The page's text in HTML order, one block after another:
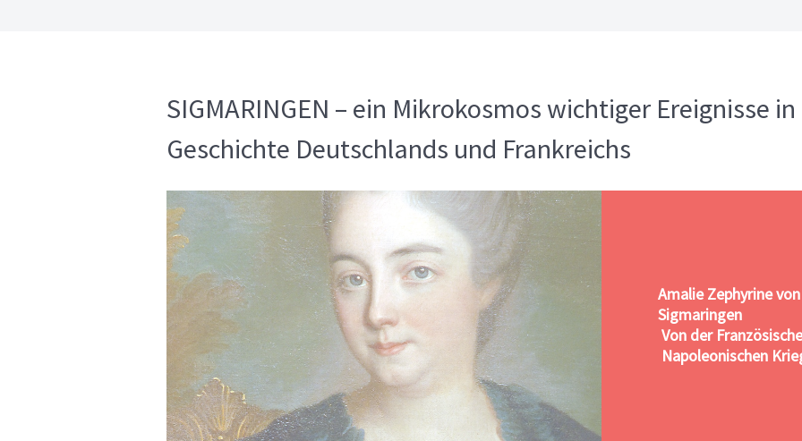
SIGMARINGEN – ein Mikrokosmos wichtiger Ereignisse
Geschichte Deutschlands und Frankreichs
Amalie Zephyrine
Sigmaringen
Von der
Napoleonischen